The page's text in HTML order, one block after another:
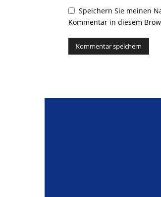
Speichern Sie meinen
Kommentar in diesem